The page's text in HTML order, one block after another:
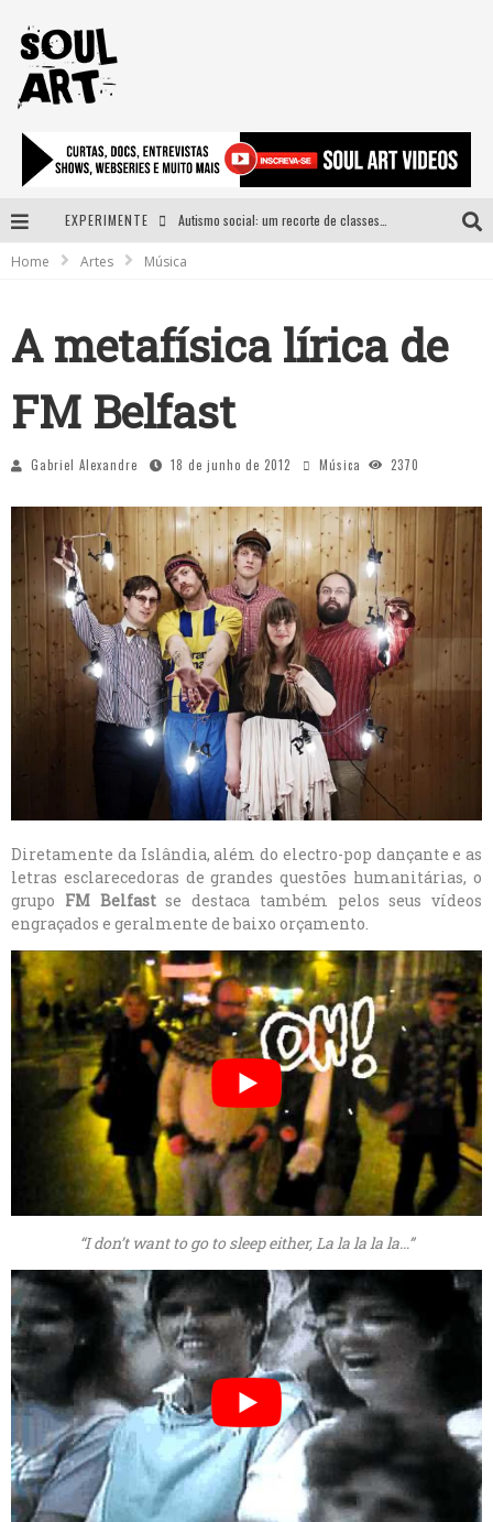
EXPERIMENTE
A subida da rampa é diferente!
Novo single de Arnaldo Tifu, “De Testa” explora brasilidade em sons, cores e símbolos
Home Artes Música
A metafísica lírica de
FM Belfast
Gabriel Alexandre 18 de junho de 2012 Música 2370
Diretamente da Islândia, além do electro-pop dançante e as
letras esclarecedoras de grandes questões humanitárias, o
grupo FM Belfastse destaca também pelos seus vídeos
engraçados e geralmente de baixo orçamento.
“I don’t want to go to sleep either, La la la la la…”